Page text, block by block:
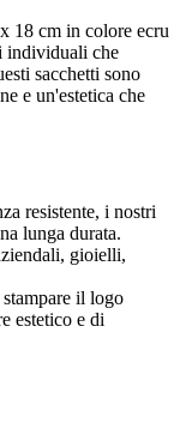
18 cm in colore ecru
individuali che
sacchetti sono
e un'estetica che
resistente, i nostri
lunga durata.
gioielli,
il logo
estetico e di